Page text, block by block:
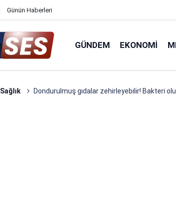
Günün Haberleri
GÜNDEM EKONOMI
Sağlık Dondurulmuş gıdalar zehirleyebilir! Bakteri